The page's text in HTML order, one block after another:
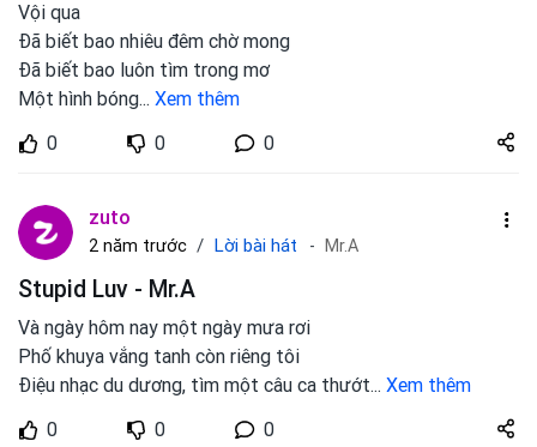
Vội qua
Đã biết bao nhiêu đêm chờ mong
Đã biết bao luôn tìm trong mơ
Một hình bóng... Xem thêm
0
0 0
Share
zuto.vn
zuto
2 năm trước Lời bài hát Mr.A
Stupid Luv - Mr.A
Và ngày hôm nay một ngày mưa rơi
Phố khuya vắng tanh còn riêng tôi
Điệu nhạc du dương, tìm một câu ca thướt... Xem thêm
0
0 0
Share
zuto.vn